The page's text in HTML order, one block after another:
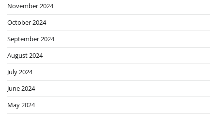
November 2024
October 2024
September 2024
August 2024
July 2024
June 2024
May 2024